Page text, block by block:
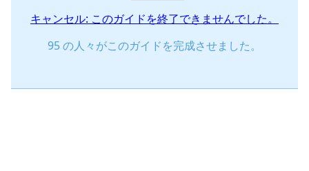
キャンセル: このガイドを終了できませんでした。
95 の人々がこのガイドを完成させました。